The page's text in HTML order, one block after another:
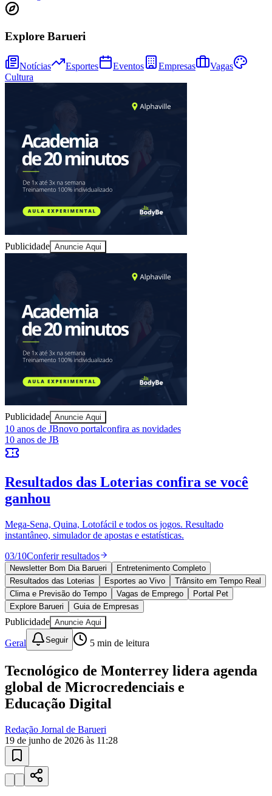
Athletico-PR
Bragantino
Vitória
Explore Barueri
Notícias Esportes Eventos Empresas
Vagas
Cultura
Publicidade Anuncie Aqui
Publicidade Anuncie Aqui
10 anos de JBnovo portalconfira as novidades
10 anos de JB
Esportes ao Vivo placares e tabelas
atualizadas
Paulistão, Brasileirão, Champions League e mais. Placar em tempo